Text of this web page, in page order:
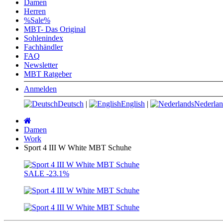
Damen
Herren
%Sale%
MBT- Das Original
Sohlenindex
Fachhändler
FAQ
Newsletter
MBT Ratgeber
Anmelden
Deutsch | English |
Damen
Work
Sport 4 III W White MBT Schuhe
SALE -23.1%